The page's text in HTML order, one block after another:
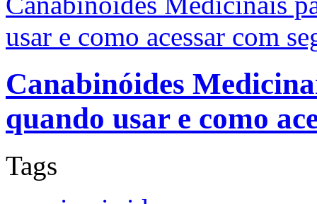
usar e como acessar com
Canabinóides
quando usar e como
Tags